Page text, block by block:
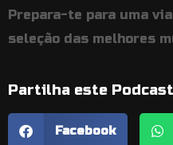
Prepara-te para uma
seleção das melhores
Partilha este Podcast
Facebook